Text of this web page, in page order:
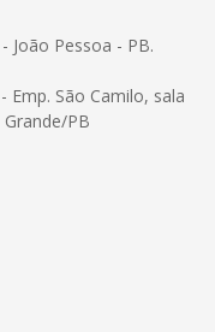
João Pessoa - PB.
Emp. São Camilo, sala
PB